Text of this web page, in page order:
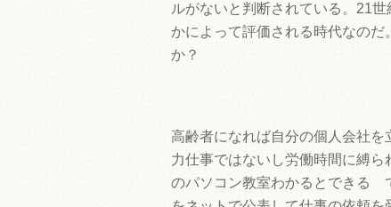
ルがないと判断されている。21
かによって評価される時代なの
か？
高齢者になれば自分の個人会社
力仕事ではないし労働時間に縛ら
のパソコン教室わかるとできる